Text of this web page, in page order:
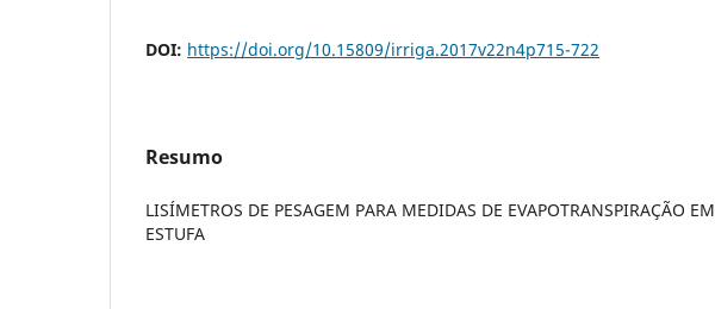
DOI: https://doi.org/10.15809/irriga.2017v22n4p715-722
Resumo
LISÍMETROS DE PESAGEM PARA MEDIDAS DE EVAPOTRANSPIRAÇÃO EM
ESTUFA